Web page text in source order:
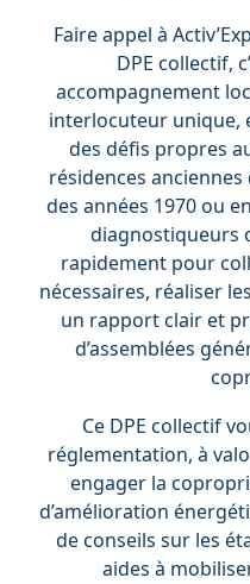
Faire appel à
DPE collectif,
accompagnement
interlocuteur unique,
des défis propres
résidences
des années 1970 ou
diagnostiqueurs
rapidement pour
nécessaires, réaliser
un rapport clair et
d’assemblées
Ce DPE collectif
réglementation, à
engager la
d’amélioration
de conseils sur les
aides à